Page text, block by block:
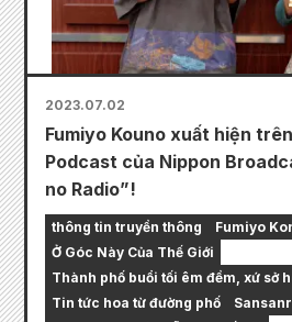
2023.07.02
Fumiyo Kouno xuất hiện
Podcast của Nippon
no Radio”!
thông tin truyền thông
Fumiyo
Ở Góc Này Của Thế Giới
Thành phố buổi tối êm đềm, xứ sở
Tin tức hoa từ đường phố